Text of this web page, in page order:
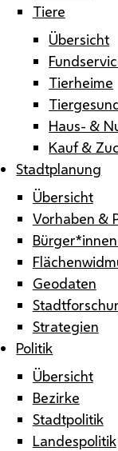
Tiere
Übersicht
Tierheime
Haus- &
Kauf &
Stadtplanung
Übersicht
Vorhaben &
Geodaten
Strategien
Politik
Übersicht
Bezirke
Stadtpolitik
Landespolitik